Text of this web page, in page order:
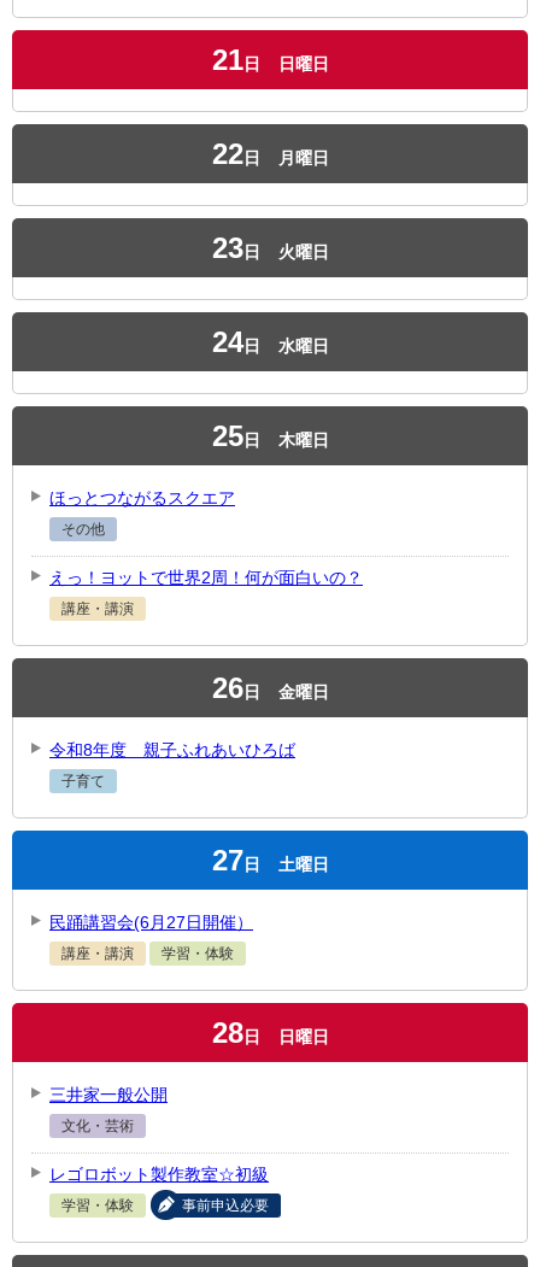
21日 日曜日
22日 月曜日
23日 火曜日
24日 水曜日
25日 木曜日
ほっとつながるスクエア
その他
えっ！ヨットで世界2周！何が面白いの？
講座・講演
26日 金曜日
令和8年度 親子ふれあいひろば
子育て
27 日 土曜日
民踊講習会(6月27日開催）
講座・講演 学習・体験
28日 日曜日
三井家一般公開
文化・芸術
レゴロボット製作教室☆初級
学習・体験 事前申込必要